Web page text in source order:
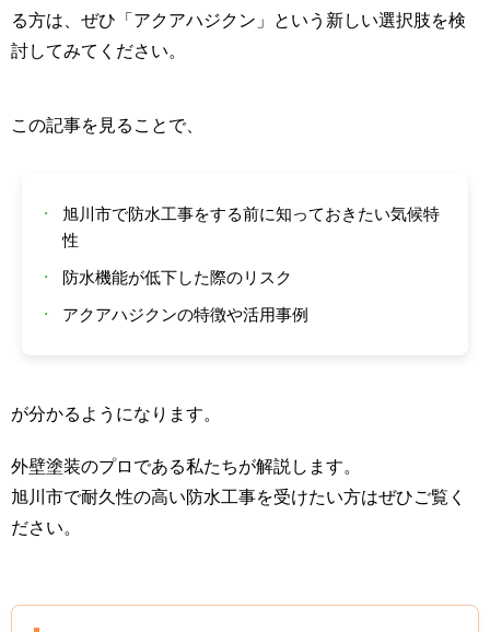
る方は、ぜひ「アクアハジクン」という新しい選択肢を検
討してみてください。
この記事を見ることで、
・
旭川市で防水工事をする前に知っておきたい気候特
性
・ 防水機能が低下した際のリスク
・ アクアハジクンの特徴や活用事例
が分かるようになります。
外壁塗装のプロである私たちが解説します。
旭川市で耐久性の高い防水工事を受けたい方はぜひご覧く
ださい。